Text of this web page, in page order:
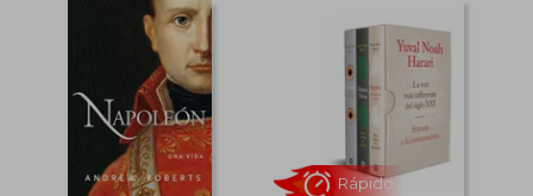
S/ 129,00
S/ 96,75
10%
dcto.